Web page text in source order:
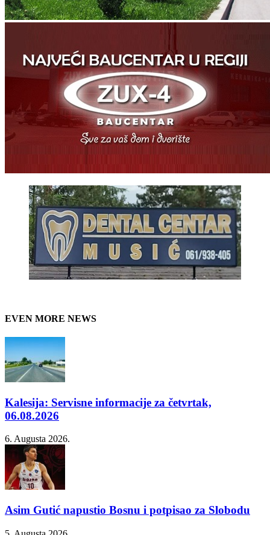
EVEN MORE NEWS
Kalesija: Servisne informacije za četvrtak,
06.08.2026
6. Augusta 2026.
Asim Gutić napustio Bosnu i potpisao za Slobodu